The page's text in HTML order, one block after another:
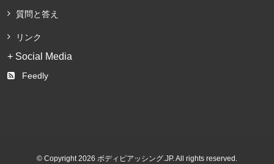
質問と答え
リンク
+ Social Media
Feedly
© Copyright 2026 ボディピアッシング.JP. All rights reserved.